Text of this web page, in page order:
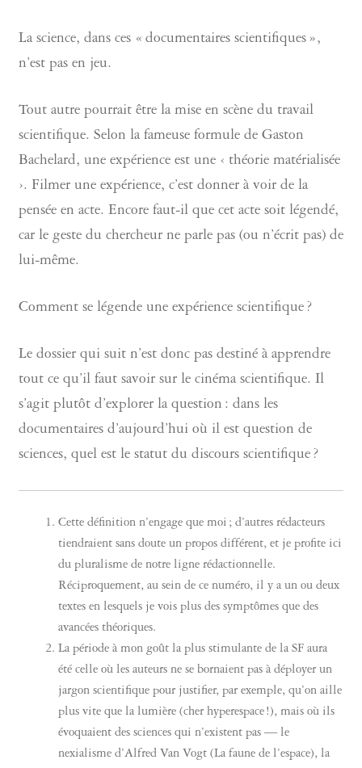
La science, dans ces « documentaires scientifiques »,
n’est pas en jeu.
Tout autre pourrait être la mise en scène du travail
scientifique. Selon la fameuse formule de Gaston
Bachelard, une expérience est une ‹ théorie matérialisée
›. Filmer une expérience, c’est donner à voir de la
pensée en acte. Encore faut-il que cet acte soit légendé,
car le geste du chercheur ne parle pas (ou n’écrit pas) de
lui-même.
Comment se légende une expérience scientifique ?
Le dossier qui suit n’est donc pas destiné à apprendre
tout ce qu’il faut savoir sur le cinéma scientifique. Il
s’agit plutôt d’explorer la question : dans les
documentaires d’aujourd’hui où il est question de
sciences, quel est le statut du discours scientifique ?
Cette définition n’engage que moi ; d’autres rédacteurs
tiendraient sans doute un propos différent, et je profite ici
du pluralisme de notre ligne rédactionnelle.
Réciproquement, au sein de ce numéro, il y a un ou deux
textes en lesquels je vois plus des symptômes que des
avancées théoriques.
La période à mon goût la plus stimulante de la SF aura
été celle où les auteurs ne se bornaient pas à déployer un
jargon scientifique pour justifier, par exemple, qu’on aille
plus vite que la lumière (cher hyperespace !), mais où ils
évoquaient des sciences qui n’existent pas — le
nexialisme d’Alfred Van Vogt (La faune de l’espace), la